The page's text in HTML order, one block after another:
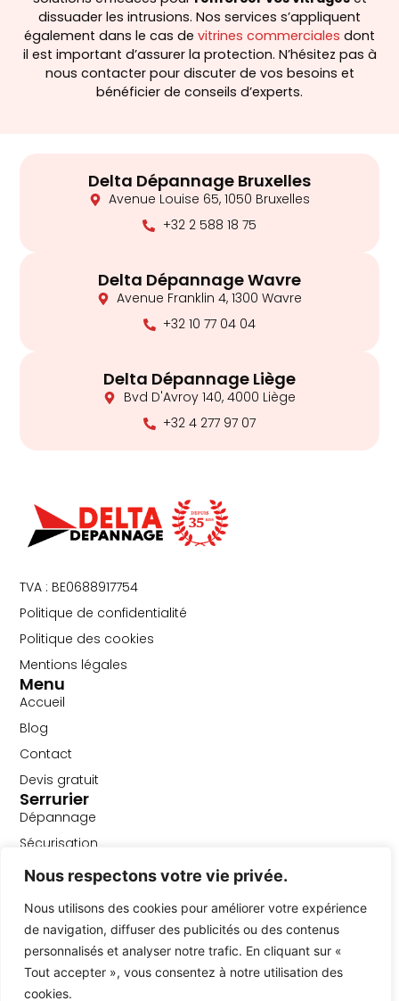
Nous respectons votre vie privée.
Nous utilisons des cookies pour améliorer votre expérience
de navigation, diffuser des publicités ou des contenus
personnalisés et analyser notre trafic. En cliquant sur «
Tout accepter », vous consentez à notre utilisation des
cookies.
dissuader les intrusions. Nos services s’appliquent
également dans le cas de vitrines commerciales dont
il est important d’assurer la protection. N’hésitez pas à
nous contacter pour discuter de vos besoins et
bénéficier de conseils d’experts.
Delta Dépannage Bruxelles
Avenue Louise 65, 1050 Bruxelles
+32 2 588 18 75
Delta Dépannage Wavre
Avenue Franklin 4, 1300 Wavre
+32 10 77 04 04
Delta Dépannage Liège
Bvd D'Avroy 140, 4000 Liège
+32 4 277 97 07
TVA : BE0688917754
Politique de confidentialité
Politique des cookies
Mentions légales
Menu
Accueil
Blog
Contact
Devis gratuit
Serrurier
Dépannage
Sécurisation
Particuliers & entreprises
Vitrine magasin
Sécurisation après effraction
Contact
info@delta-depannage.be
02 588 18 75